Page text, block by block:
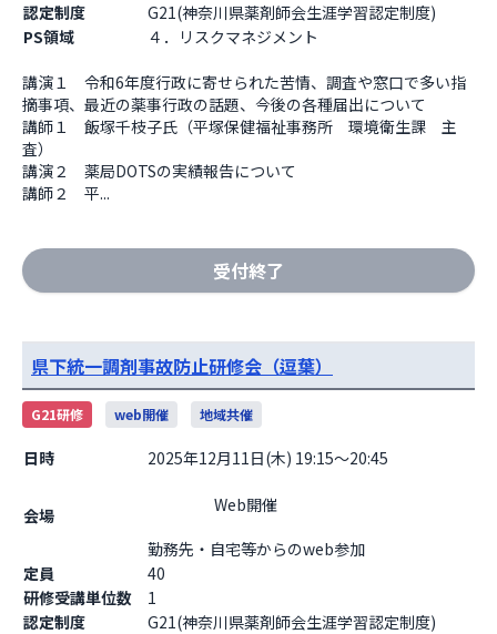
認定制度
G21(神奈川県薬剤師会生涯学習認定制度)
PS領域
４．リスクマネジメント
講演１　令和6年度行政に寄せられた苦情、調査や窓口で多い指
摘事項、最近の薬事行政の話題、今後の各種届出について
講師１　飯塚千枝子氏（平塚保健福祉事務所　環境衛生課　主
査）
講演２　薬局DOTSの実績報告について
講師２　平...
受付終了
県下統一調剤事故防止研修会（逗葉）
G21研修 web開催 地域共催
日時 2025年12月11日(木) 19:15～20:45
会場
勤務先・自宅等からのweb参加
定員
40
研修受講単位数
1
認定制度
G21(神奈川県薬剤師会生涯学習認定制度)